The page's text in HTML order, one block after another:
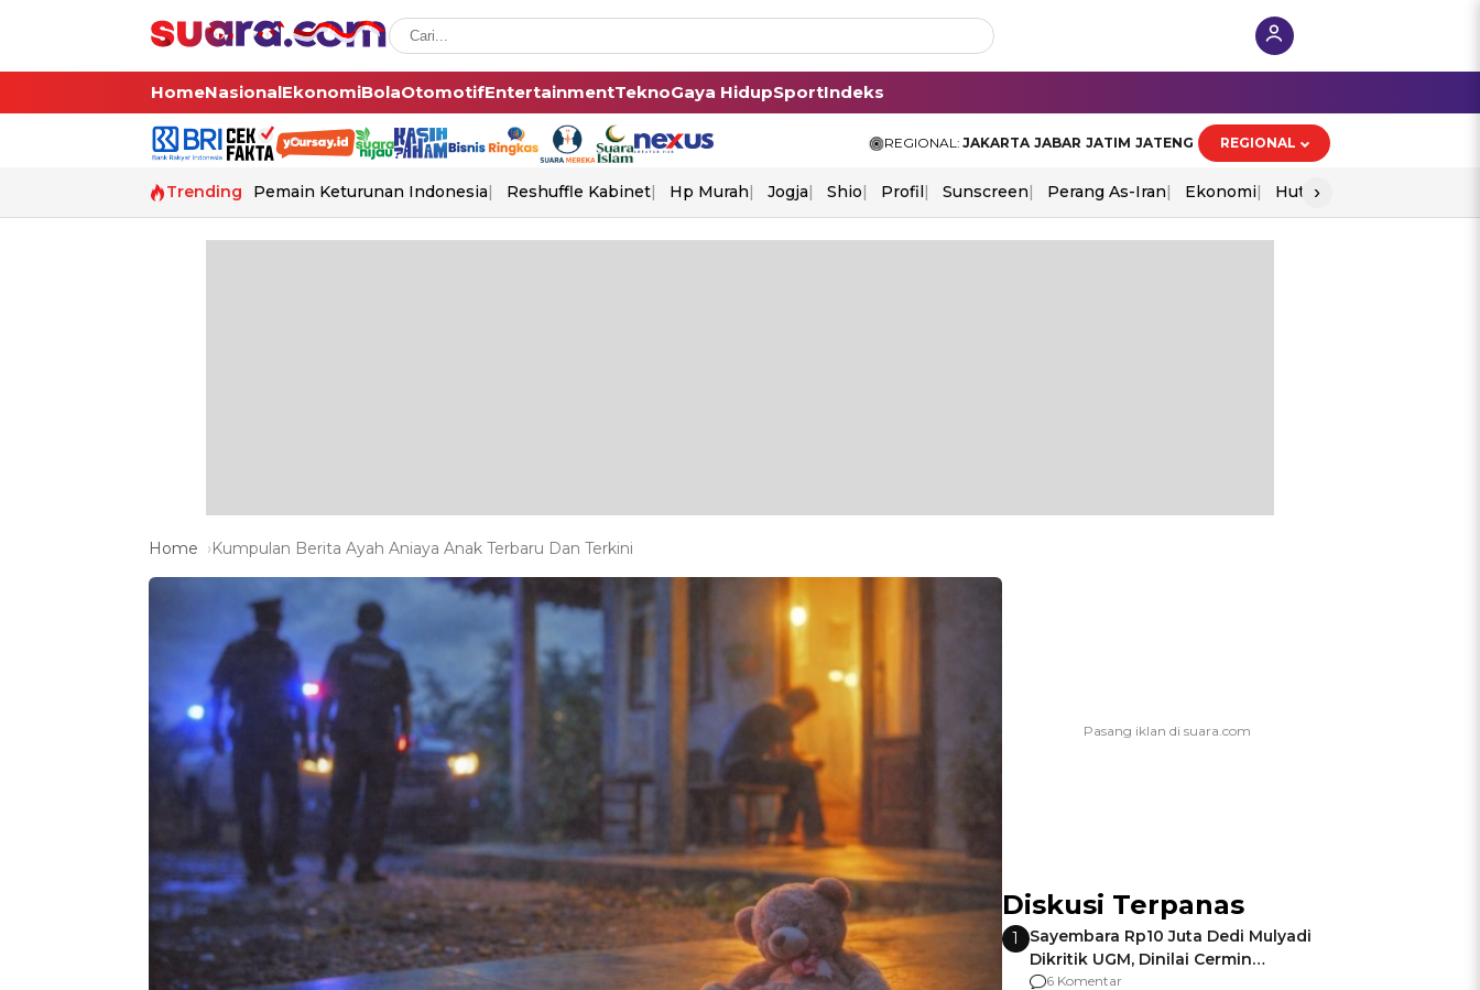
HomeNasionalEkonomiBolaOtomotifEntertainmentTeknoGaya HidupSportIndeks
REGIONAL: JAKARTA JABAR JATIM JATENG REGIONAL
Trending Pemain Keturunan Indonesia Reshuffle Kabinet Hp Murah Jogja Shio Profil Sunscreen Perang As-Iran Ekonomi Hut Ri
›
Home Kumpulan Berita Ayah Aniaya Anak Terbaru Dan Terkini
Diskusi Terpanas
1
Sayembara Rp10 Juta Dedi Mulyadi
Dikritik UGM, Dinilai Cermin
Gagalnya Negara Jamin Keamanan
6 Komentar